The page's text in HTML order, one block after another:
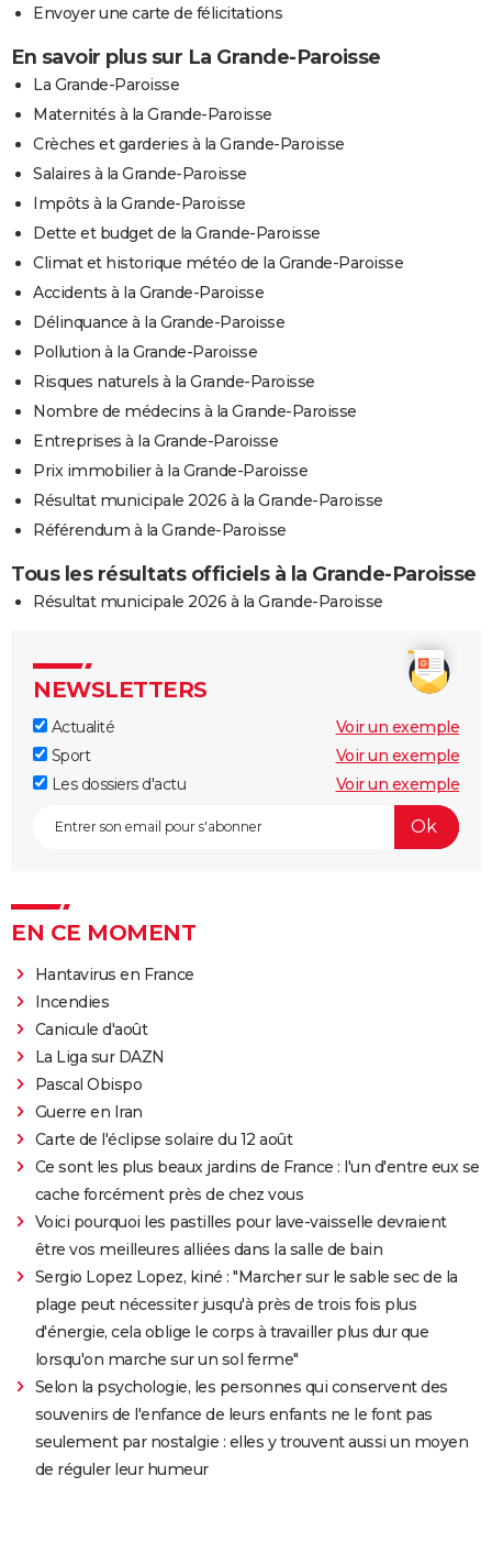
Envoyer une carte de félicitations
En savoir plus sur La Grande-Paroisse
La Grande-Paroisse
Maternités à la Grande-Paroisse
Crèches et garderies à la Grande-Paroisse
Salaires à la Grande-Paroisse
Impôts à la Grande-Paroisse
Dette et budget de la Grande-Paroisse
Climat et historique météo de la Grande-Paroisse
Accidents à la Grande-Paroisse
Délinquance à la Grande-Paroisse
Pollution à la Grande-Paroisse
Risques naturels à la Grande-Paroisse
Nombre de médecins à la Grande-Paroisse
Entreprises à la Grande-Paroisse
Prix immobilier à la Grande-Paroisse
Résultat municipale 2026 à la Grande-Paroisse
Référendum à la Grande-Paroisse
Tous les résultats officiels à la Grande-Paroisse
Résultat municipale 2026 à la Grande-Paroisse
NEWSLETTERS
Actualité
Voir un exemple
Sport
Voir un exemple
Les dossiers d'actu
Voir un exemple
EN CE MOMENT
Hantavirus en France
Incendies
Canicule d'août
La Liga sur DAZN
Pascal Obispo
Guerre en Iran
Carte de l'éclipse solaire du 12 août
Ce sont les plus beaux jardins de France : l'un d'entre eux se
cache forcément près de chez vous
Voici pourquoi les pastilles pour lave-vaisselle devraient
être vos meilleures alliées dans la salle de bain
Sergio Lopez Lopez, kiné : "Marcher sur le sable sec de la
plage peut nécessiter jusqu'à près de trois fois plus
d'énergie, cela oblige le corps à travailler plus dur que
lorsqu'on marche sur un sol ferme"
Selon la psychologie, les personnes qui conservent des
souvenirs de l'enfance de leurs enfants ne le font pas
seulement par nostalgie : elles y trouvent aussi un moyen
de réguler leur humeur